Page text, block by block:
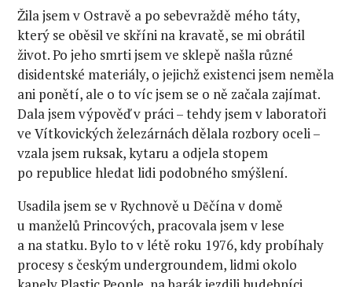
Žila jsem v Ostravě a po sebevraždě mého táty,
který se oběsil ve skříni na kravatě, se mi obrátil
život. Po jeho smrti jsem ve sklepě našla různé
disidentské materiály, o jejichž existenci jsem neměla
ani ponětí, ale o to víc jsem se o ně začala zajímat.
Dala jsem výpověď v práci – tehdy jsem v laboratoři
ve Vítkovických železárnách dělala rozbory oceli –
vzala jsem ruksak, kytaru a odjela stopem
po republice hledat lidi podobného smýšlení.
Usadila jsem se v Rychnově u Dĕčína v domě
u manželů Princových, pracovala jsem v lese
a na statku. Bylo to v létě roku 1976, kdy probíhaly
procesy s českým undergroundem, lidmi okolo